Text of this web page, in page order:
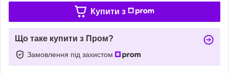
Купити з
Що таке купити з Пром?
Замовлення під захистом